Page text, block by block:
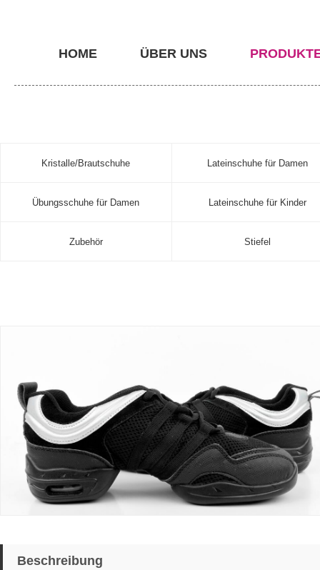
HOME ÜBER UNS
Kristalle/Brautschuhe Lateinschuhe für Damen
Übungsschuhe für Damen Lateinschuhe für Kinder
Zubehör Stiefel
Beschreibung